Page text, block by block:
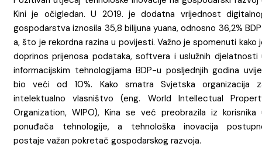
Kini je očigledan. U 2019. je dodatna vrijednost
gospodarstva iznosila 35,8 bilijuna yuana, odnosno 36,2%
a, što je rekordna razina u povijesti. Važno je spomenuti kako
doprinos prijenosa podataka, softvera i uslužnih djelatnosti
informacijskim tehnologijama BDP-u posljednjih godina
bio veći od 10%. Kako smatra Svjetska organizacija
intelektualno vlasništvo (eng. World Intellectual
Organization, WIPO), Kina se već preobrazila iz korisnika
ponuđača tehnologije, a tehnološka inovacija
postaje važan pokretač gospodarskog razvoja.